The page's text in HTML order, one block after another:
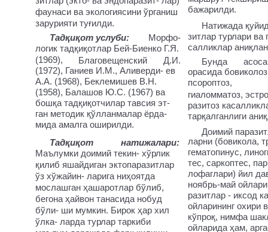
фаунаси ва экологиясини ўрганиш
зарурияти туғилди.
Тадқиқот услуби:
Морфо-
логик тадқиқотлар Бей-Биенко Г.Я.
(1969),
Благовещенский
Д.И.
(1972), Ганиев И.М., Аливерди- ев
А.А. (1968), Беклемишев В.Н.
(1958), Балашов Ю.С. (1967) ва
бошқа тадқиқотчилар тавсия эт-
ган методик қўлланмалар ёрда-
мида амалга оширилди.
Тадқиқот
натижалари:
Маълумки доимий текин- хўрлик
қилиб яшайдиган эктопаразитлар
ўз хўжайин- ларига ниҳоятда
мослашган ҳашаротлар бўлиб,
бегона ҳайвон танасида нобуд
бўли- ши мумкин. Бирок ҳар хил
ўлка- ларда турлар таркиби
бажарилди.
Натижада
зитлар турлари ва
салликлар
Бунда
орасида
псороптоз,
гиаломматоз,
разитоз
тарқалганлиги
Доимий
ларни (бовикола,
гематопинус,
тес, саркоптес,
лофаглари) йил
ноябрь-май
разитлар - иксод
ойларининг охири
кўпроқ, нимфа
ойларида ҳам,